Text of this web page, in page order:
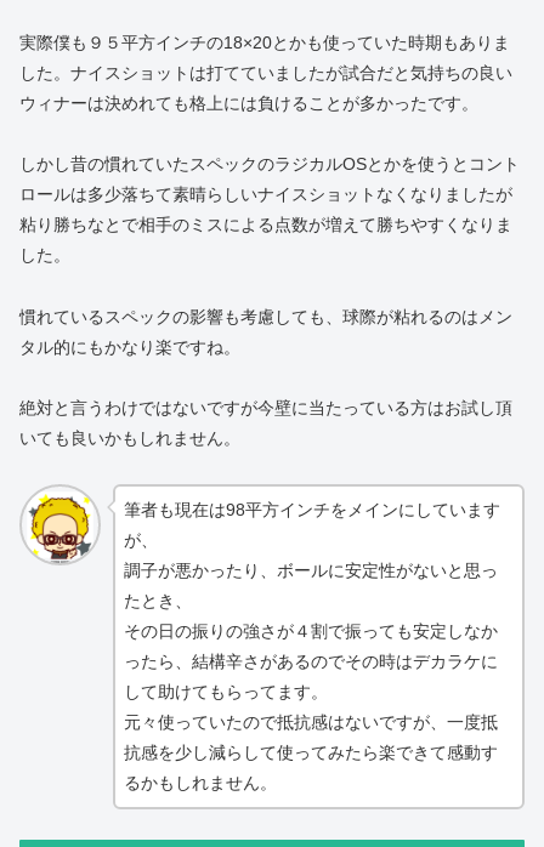
実際僕も９５平方インチの18×20とかも使っていた時期もありま
した。ナイスショットは打てていましたが試合だと気持ちの良い
ウィナーは決めれても格上には負けることが多かったです。
しかし昔の慣れていたスペックのラジカルOSとかを使うとコント
ロールは多少落ちて素晴らしいナイスショットなくなりましたが
粘り勝ちなとで相手のミスによる点数が増えて勝ちやすくなりま
した。
慣れているスペックの影響も考慮しても、球際が粘れるのはメン
タル的にもかなり楽ですね。
絶対と言うわけではないですが今壁に当たっている方はお試し頂
いても良いかもしれません。
筆者も現在は98平方インチをメインにしています
が、
調子が悪かったり、ボールに安定性がないと思っ
たとき、
その日の振りの強さが４割で振っても安定しなか
ったら、結構辛さがあるのでその時はデカラケに
して助けてもらってます。
元々使っていたので抵抗感はないですが、一度抵
抗感を少し減らして使ってみたら楽できて感動す
るかもしれません。